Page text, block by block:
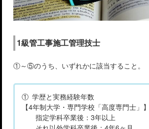
1級管工事施工管理技士
①～⑤のうち、いずれかに該当すること。
① 学歴と実務経験年数
【4年制大学・専門学校「高度専門士」】
指定学科卒業後：3年以上